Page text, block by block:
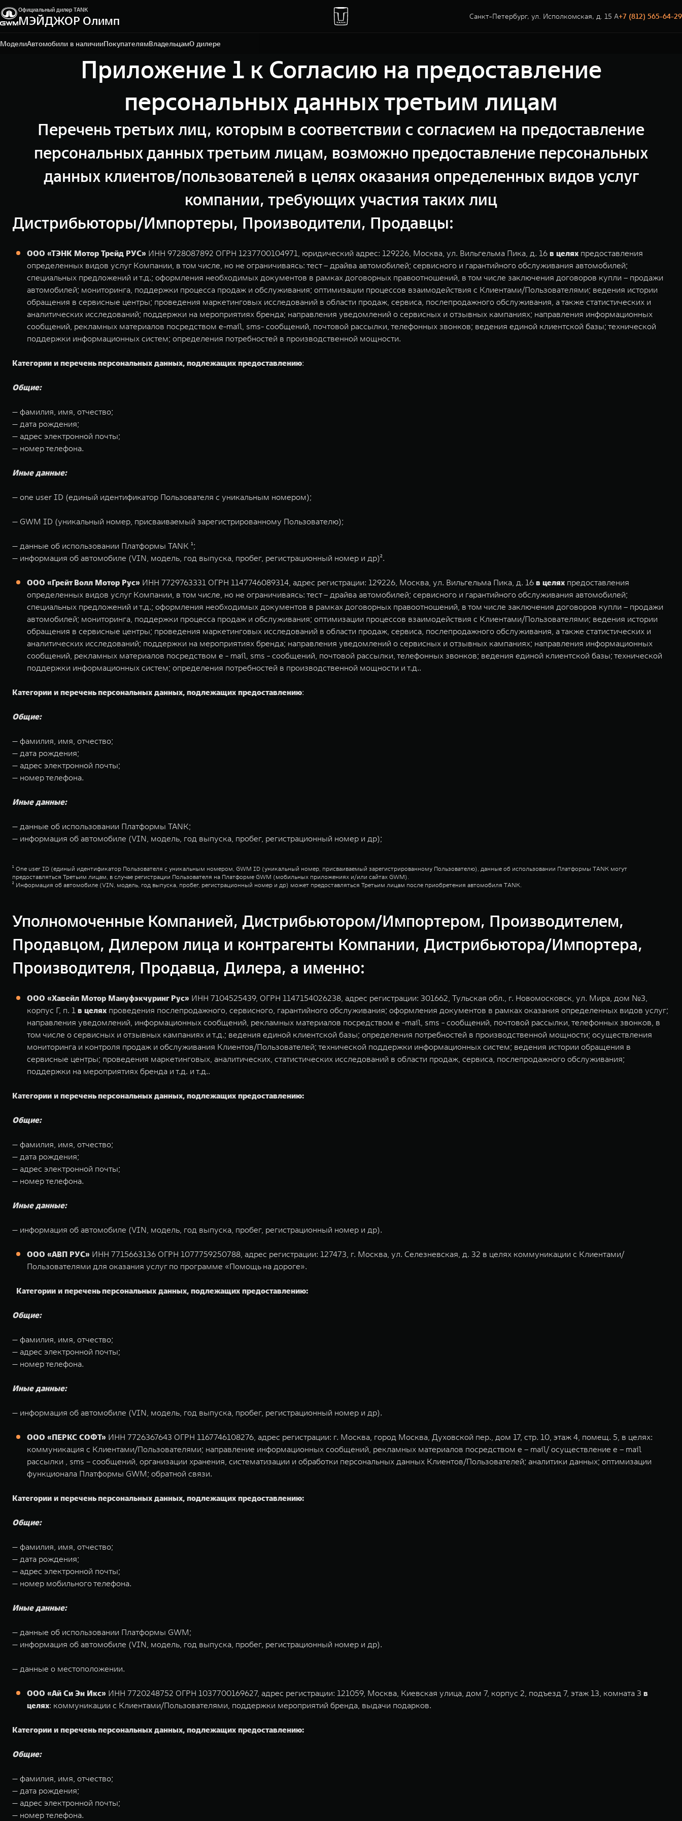
Официальный дилер TANK
МЭЙДЖОР Олимп Санкт-Петербург, ул. Исполкомская, д. 15 А+7 (812) 565-64-29
МоделиАвтомобили в наличииПокупателямВладельцамО дилере
Санкт-Петербург, ул. Исполкомская, д. 15 А
+7 (812) 565-64-29
Приложение 1 к Согласию на предоставление
персональных данных третьим лицам
Перечень третьих лиц, которым в соответствии с согласием на предоставление
персональных данных третьим лицам, возможно предоставление персональных
данных клиентов/пользователей в целях оказания определенных видов услуг
компании, требующих участия таких лиц
Дистрибьюторы/Импортеры, Производители, Продавцы:
ООО «ТЭНК Мотор Трейд РУС» ИНН 9728087892 ОГРН 1237700104971, юридический адрес: 129226, Москва, ул. Вильгельма Пика, д. 16 в целях предоставления
определенных видов услуг Компании, в том числе, но не ограничиваясь: тест – драйва автомобилей; сервисного и гарантийного обслуживания автомобилей;
специальных предложений и т.д.; оформления необходимых документов в рамках договорных правоотношений, в том числе заключения договоров купли – продажи
автомобилей; мониторинга, поддержки процесса продаж и обслуживания; оптимизации процессов взаимодействия с Клиентами/Пользователями; ведения истории
обращения в сервисные центры; проведения маркетинговых исследований в области продаж, сервиса, послепродажного обслуживания, а также статистических и
аналитических исследований; поддержки на мероприятиях бренда; направления уведомлений о сервисных и отзывных кампаниях; направления информационных
сообщений, рекламных материалов посредством e-mail, sms- сообщений, почтовой рассылки, телефонных звонков; ведения единой клиентской базы; технической
поддержки информационных систем; определения потребностей в производственной мощности.
Категории и перечень персональных данных, подлежащих предоставлению:
Общие:
— фамилия, имя, отчество;
— дата рождения;
— адрес электронной почты;
— номер телефона.
Иные данные:
— one user ID (единый идентификатор Пользователя с уникальным номером);
— GWM ID (уникальный номер, присваиваемый зарегистрированному Пользователю);
— данные об использовании Платформы TANK ¹;
— информация об автомобиле (VIN, модель, год выпуска, пробег, регистрационный номер и др)².
ООО «Грейт Волл Мотор Рус» ИНН 7729763331 ОГРН 1147746089314, адрес регистрации: 129226, Москва, ул. Вильгельма Пика, д. 16 в целях предоставления
определенных видов услуг Компании, в том числе, но не ограничиваясь: тест – драйва автомобилей; сервисного и гарантийного обслуживания автомобилей;
специальных предложений и т.д.; оформления необходимых документов в рамках договорных правоотношений, в том числе заключения договоров купли – продажи
автомобилей; мониторинга, поддержки процесса продаж и обслуживания; оптимизации процессов взаимодействия с Клиентами/Пользователями; ведения истории
обращения в сервисные центры; проведения маркетинговых исследований в области продаж, сервиса, послепродажного обслуживания, а также статистических и
аналитических исследований; поддержки на мероприятиях бренда; направления уведомлений о сервисных и отзывных кампаниях; направления информационных
сообщений, рекламных материалов посредством e - mail, sms - сообщений, почтовой рассылки, телефонных звонков; ведения единой клиентской базы; технической
поддержки информационных систем; определения потребностей в производственной мощности и т.д..
Категории и перечень персональных данных, подлежащих предоставлению:
Общие:
— фамилия, имя, отчество;
— дата рождения;
— адрес электронной почты;
— номер телефона.
Иные данные:
— данные об использовании Платформы TANK;
— информация об автомобиле (VIN, модель, год выпуска, пробег, регистрационный номер и др);
¹ One user ID (единый идентификатор Пользователя с уникальным номером, GWM ID (уникальный номер, присваиваемый зарегистрированному Пользователю), данные об использовании Платформы TANK могут
предоставляться Третьим лицам, в случае регистрации Пользователя на Платформе GWM (мобильных приложениях и/или сайтах GWM).
² Информация об автомобиле (VIN, модель, год выпуска, пробег, регистрационный номер и др) может предоставляться Третьим лицам после приобретения автомобиля TANK.
Уполномоченные Компанией, Дистрибьютором/Импортером, Производителем,
Продавцом, Дилером лица и контрагенты Компании, Дистрибьютора/Импортера,
Производителя, Продавца, Дилера, а именно:
ООО «Хавейл Мотор Мануфэкчуринг Рус» ИНН 7104525439, ОГРН 1147154026238, адрес регистрации: 301662, Тульская обл., г. Новомосковск, ул. Мира, дом №3,
корпус Г, п. 1 в целях проведения послепродажного, сервисного, гарантийного обслуживания; оформления документов в рамках оказания определенных видов услуг;
направления уведомлений, информационных сообщений, рекламных материалов посредством e -mail, sms - сообщений, почтовой рассылки, телефонных звонков, в
том числе о сервисных и отзывных кампаниях и т.д.; ведения единой клиентской базы; определения потребностей в производственной мощности; осуществления
мониторинга и контроля продаж и обслуживания Клиентов/Пользователей; технической поддержки информационных систем; ведения истории обращения в
сервисные центры; проведения маркетинговых, аналитических, статистических исследований в области продаж, сервиса, послепродажного обслуживания;
поддержки на мероприятиях бренда и т.д. и т.д..
Категории и перечень персональных данных, подлежащих предоставлению:
Общие:
— фамилия, имя, отчество;
— дата рождения;
— адрес электронной почты;
— номер телефона.
Иные данные:
— информация об автомобиле (VIN, модель, год выпуска, пробег, регистрационный номер и др).
ООО «АВП РУС» ИНН 7715663136 ОГРН 1077759250788, адрес регистрации: 127473, г. Москва, ул. Селезневская, д. 32 в целях коммуникации с Клиентами/
Пользователями для оказания услуг по программе «Помощь на дороге».
Категории и перечень персональных данных, подлежащих предоставлению:
Общие:
— фамилия, имя, отчество;
— адрес электронной почты;
— номер телефона.
Иные данные:
— информация об автомобиле (VIN, модель, год выпуска, пробег, регистрационный номер и др).
ООО «ПЕРКС СОФТ» ИНН 7726367643 ОГРН 1167746108276, адрес регистрации: г. Москва, город Москва, Духовской пер., дом 17, стр. 10, этаж 4, помещ. 5, в целях:
коммуникация с Клиентами/Пользователями; направление информационных сообщений, рекламных материалов посредством e – mail/ осуществление e – mail
рассылки , sms – сообщений, организации хранения, систематизации и обработки персональных данных Клиентов/Пользователей; аналитики данных; оптимизации
функционала Платформы GWM; обратной связи.
Категории и перечень персональных данных, подлежащих предоставлению:
Общие:
— фамилия, имя, отчество;
— дата рождения;
— адрес электронной почты;
— номер мобильного телефона.
Иные данные:
— данные об использовании Платформы GWM;
— информация об автомобиле (VIN, модель, год выпуска, пробег, регистрационный номер и др).
— данные о местоположении.
ООО «Ай Си Эн Икс» ИНН 7720248752 ОГРН 1037700169627, адрес регистрации: 121059, Москва, Киевская улица, дом 7, корпус 2, подъезд 7, этаж 13, комната 3 в
целях: коммуникации с Клиентами/Пользователями, поддержки мероприятий бренда, выдачи подарков.
Категории и перечень персональных данных, подлежащих предоставлению:
Общие:
— фамилия, имя, отчество;
— дата рождения;
— адрес электронной почты;
— номер телефона.